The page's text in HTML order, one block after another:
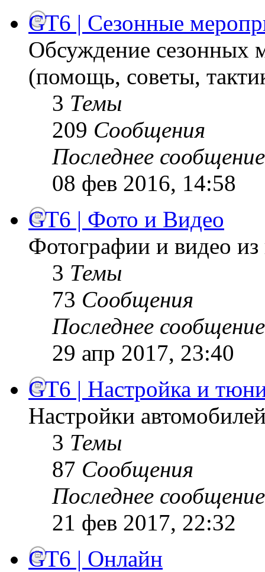
GT6 | Сезонные
Обсуждение сезонных
(помощь, советы,
3 Темы
209 Сообщения
Последнее сообщение
08 фев 2016, 14:58
GT6 | Фото и Видео
Фотографии и видео
3 Темы
73 Сообщения
Последнее сообщение
29 апр 2017, 23:40
GT6 | Настройка и
Настройки
3 Темы
87 Сообщения
Последнее сообщение
21 фев 2017, 22:32
GT6 | Онлайн